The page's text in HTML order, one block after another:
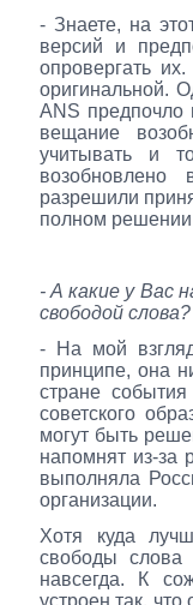
- Знаете, на
версий и
опровергать
оригинальной.
ANS предпочло
вещание
учитывать и
разрешили
полном
- А какие у Вас
свободой слова?
- На мой
принципе, она
стране
советского
могут быть
напомнят из-за
выполняла
организации.
Хотя куда
свободы
навсегда. К
устроен так, что